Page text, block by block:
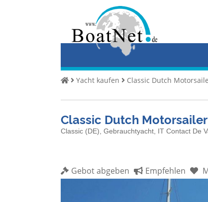
Verkäufer
Auktionen
Yacht kaufen Classic Dutch
Classic Dutch Motorsailer
Classic (DE), Gebrauchtyacht, IT Contact De
Gebot abgeben Empfehlen